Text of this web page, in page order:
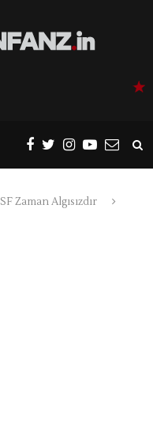
SF Zaman Algısızdır